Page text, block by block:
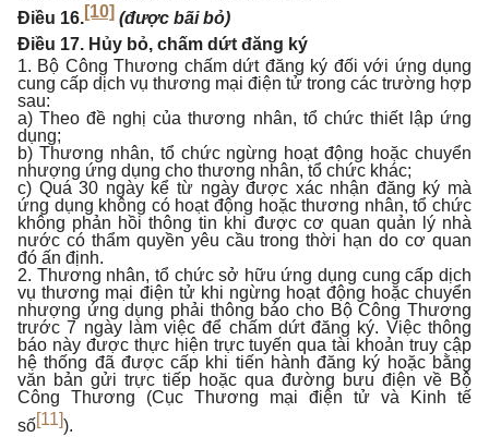
Điều 16.[10] (được bãi bỏ)
Điều 17. Hủy bỏ, chấm dứt đăng ký
1. Bộ Công Thương chấm dứt đăng ký đối với ứng dụng
cung cấp dịch vụ thương mại điện tử trong các trường hợp
sau:
a) Theo đề nghị của thương nhân, tổ chức thiết lập ứng
dụng;
b) Thương nhân, tổ chức ngừng hoạt động hoặc chuyển
nhượng ứng dụng cho thương nhân, tổ chức khác;
c) Quá 30 ngày kể từ ngày được xác nhận đăng ký mà
ứng dụng không có hoạt động hoặc thương nhân, tổ chức
không phản hồi thông tin khi được cơ quan quản lý nhà
nước có thẩm quyền yêu cầu trong thời hạn do cơ quan
đó ấn định.
2. Thương nhân, tổ chức sở hữu ứng dụng cung cấp dịch
vụ thương mại điện tử khi ngừng hoạt động hoặc chuyển
nhượng ứng dụng phải thông báo cho Bộ Công Thương
trước 7 ngày làm việc để chấm dứt đăng ký. Việc thông
báo này được thực hiện trực tuyến qua tài khoản truy cập
hệ thống đã được cấp khi tiến hành đăng ký hoặc bằng
văn bản gửi trực tiếp hoặc qua đường bưu điện về Bộ
Công Thương (Cục Thương mại điện tử và Kinh tế
số[11]).